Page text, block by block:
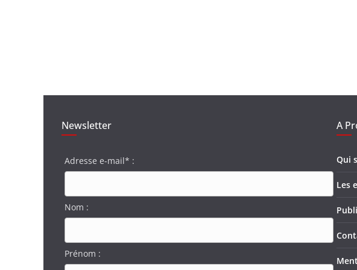
Newsletter
Adresse e-mail* :
Nom :
Prénom :
A
Qui
Les